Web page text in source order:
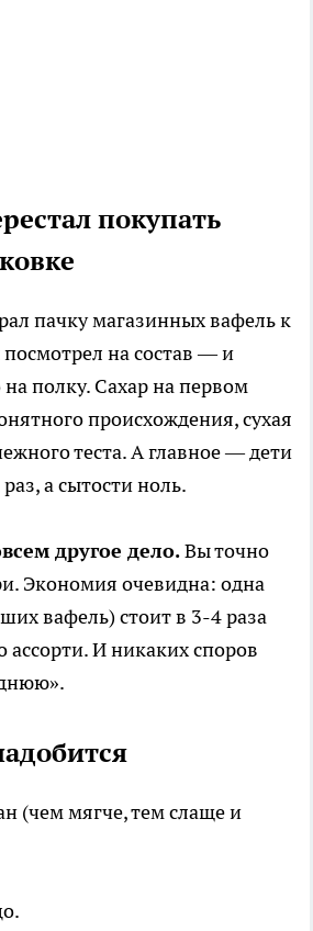
покупать
пачку магазинных вафель к
на состав — и
полку. Сахар на первом
происхождения, сухая
теста. А главное — дети
а сытости ноль.
другое дело.Вы точно
Экономия очевидна: одна
вафель) стоит в 3-4 раза
ассорти. И никаких споров
(чем мягче, тем слаще и